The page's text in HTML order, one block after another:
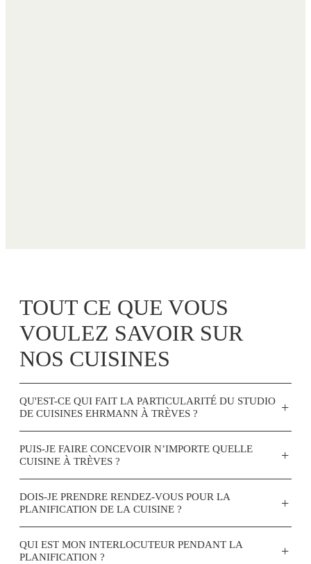
TOUT CE QUE VOUS
VOULEZ SAVOIR SUR
NOS CUISINES
QU'EST-CE QUI FAIT LA PARTICULARITÉ DU STUDIO
DE CUISINES EHRMANN À TRÈVES ?
+
PUIS-JE FAIRE CONCEVOIR N’IMPORTE QUELLE
CUISINE À TRÈVES ?
+
DOIS-JE PRENDRE RENDEZ-VOUS POUR LA
PLANIFICATION DE LA CUISINE ?
+
QUI EST MON INTERLOCUTEUR PENDANT LA
PLANIFICATION ?
+